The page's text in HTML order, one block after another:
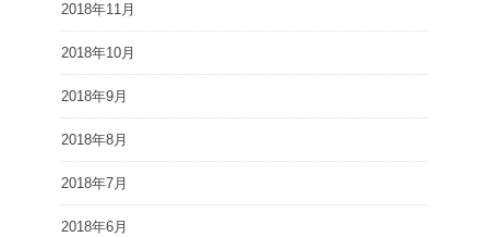
2018年11月
2018年10月
2018年9月
2018年8月
2018年7月
2018年6月